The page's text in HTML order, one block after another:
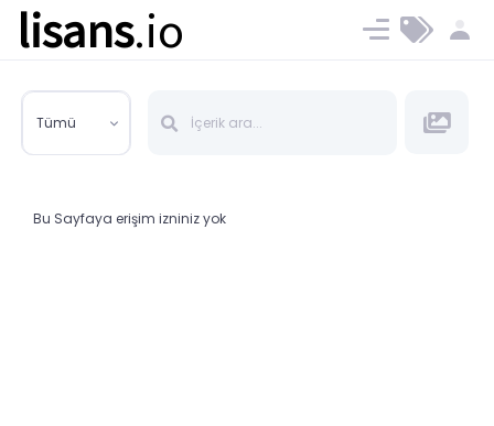
lisans.io Ücret ve Planlar
Tümü
Bu Sayfaya erişim izniniz yok